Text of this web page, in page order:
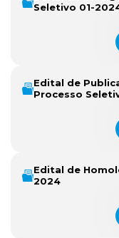
Seletivo 01-
Edital de
Processo
Edital de
2024